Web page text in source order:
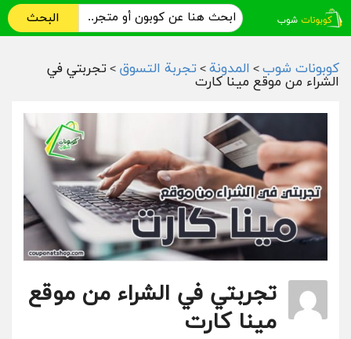
البحث
كوبونات شوب > المدونة > تجربة التسوق > تجربتي في
الشراء من موقع مينا كارت
تجربتي في الشراء من موقع
مينا كارت